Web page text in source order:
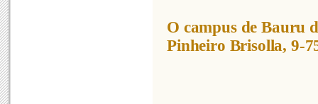
O campus de Bauru
Pinheiro Brisolla, 9-